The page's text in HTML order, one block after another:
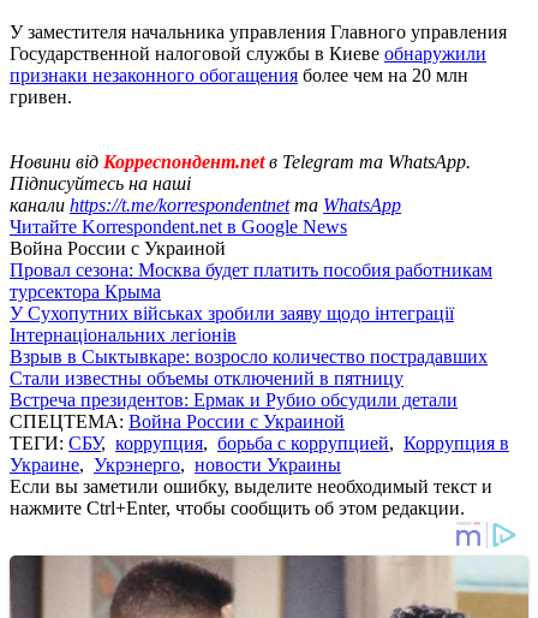
У заместителя начальника управления Главного управления
Государственной налоговой службы в Киеве обнаружили
признаки незаконного обогащения более чем на 20 млн
гривен.
Новини від Корреспондент.netв Telegram та WhatsApp.
Підписуйтесь на наші
канали https://t.me/korrespondentnetта WhatsApp
Читайте Korrespondent.net в Google News
Война России с Украиной
Провал сезона: Москва будет платить пособия работникам
турсектора Крыма
У Сухопутних військах зробили заяву щодо інтеграції
Інтернаціональних легіонів
Взрыв в Сыктывкаре: возросло количество пострадавших
Стали известны объемы отключений в пятницу
Встреча президентов: Ермак и Рубио обсудили детали
СПЕЦТЕМА: Война России с Украиной
ТЕГИ: СБУ, коррупция, борьба с коррупцией, Коррупция в
Украине, Укрэнерго, новости Украины
Если вы заметили ошибку, выделите необходимый текст и
нажмите Ctrl+Enter, чтобы сообщить об этом редакции.